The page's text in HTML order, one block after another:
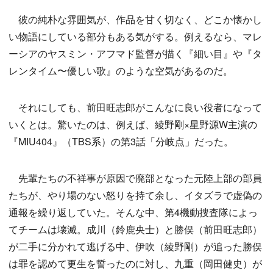
彼の純朴な雰囲気が、作品を甘く切なく、どこか懐かし
い物語にしている部分もある気がする。例えるなら、マレ
ーシアのヤスミン・アフマド監督が描く『細い目』や『タ
レンタイム〜優しい歌』のような空気があるのだ。
それにしても、前田旺志郎がこんなに良い役者になって
いくとは。驚いたのは、例えば、綾野剛×星野源W主演の
『MIU404』（TBS系）の第3話「分岐点」だった。
先輩たちの不祥事が原因で廃部となった元陸上部の部員
たちが、やり場のない怒りを持て余し、イタズラで虚偽の
通報を繰り返していた。そんな中、第4機動捜査隊によっ
てチームは壊滅。成川（鈴鹿央士）と勝俣（前田旺志郎）
が二手に分かれて逃げる中、伊吹（綾野剛）が追った勝俣
は罪を認めて更生を誓ったのに対し、九重（岡田健史）が